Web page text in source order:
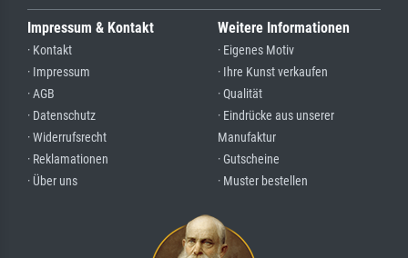
Impressum & Kontakt
· Kontakt
· Impressum
· AGB
· Datenschutz
· Widerrufsrecht
· Reklamationen
· Über uns
Weitere Informationen
· Eigenes Motiv
· Ihre Kunst verkaufen
· Qualität
· Eindrücke aus unserer
Manufaktur
· Gutscheine
· Muster bestellen